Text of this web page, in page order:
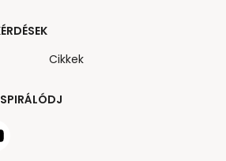
Cikkek